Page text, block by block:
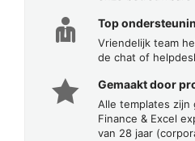
Top
Vriendelijk team
de chat of
Gemaakt door
Alle templates zijn
Finance & Excel
van 28 jaar